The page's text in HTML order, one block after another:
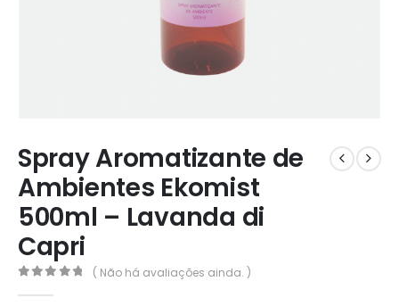
Spray Aromatizante de
Ambientes Ekomist
500ml – Lavanda di
Capri
( Não há avaliações ainda. )